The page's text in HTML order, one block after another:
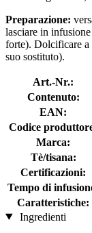
Preparazione:
lasciare in
forte). Dolcificare a
suo sostituto).
Art.-Nr.:
Contenuto:
EAN:
Codice
Marca:
Tè/tisana:
Certificazioni:
Tempo di
Caratteristiche:
Ingredienti